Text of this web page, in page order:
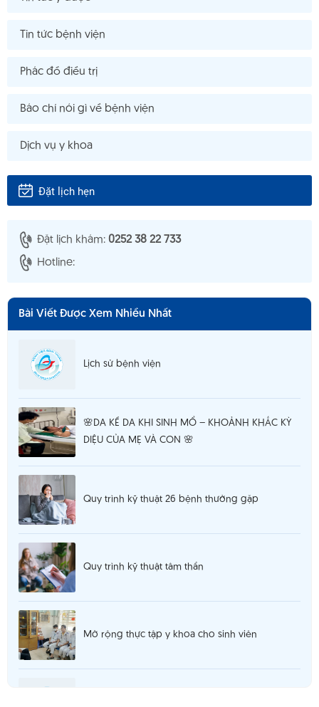
Tin tức bệnh viện
Phác đồ điều trị
Báo chí nói gì về bệnh viện
Dịch vụ y khoa
Đặt lịch hẹn
Đặt lịch khám: 0252 38 22 733
Hotline:
Bài Viết Được Xem Nhiều Nhất
Lịch sử bệnh viện
🌸DA KỀ DA KHI SINH MỔ – KHOẢNH KHẮC KỲ
DIỆU CỦA MẸ VÀ CON 🌸
Quy trình kỹ thuật 26 bệnh thường gặp
Quy trình kỹ thuật tâm thần
Mở rộng thực tập y khoa cho sinh viên